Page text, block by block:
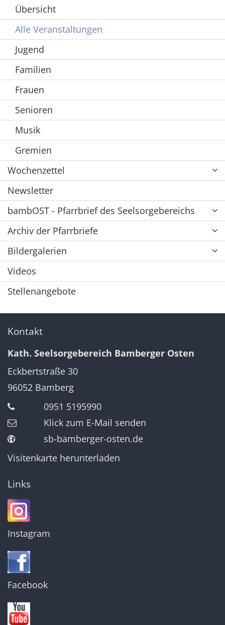
Übersicht
Alle Veranstaltungen
Jugend
Familien
Frauen
Senioren
Musik
Gremien
Wochenzettel
Newsletter
bambOST - Pfarrbrief des Seelsorgebereichs
Archiv der Pfarrbriefe
Bildergalerien
Videos
Stellenangebote
Kontakt
Kath. Seelsorgebereich Bamberger Osten
Eckbertstraße 30
96052 Bamberg
0951 5195990
Klick zum E-Mail senden
sb-bamberger-osten.de
Visitenkarte herunterladen
Links
Instagram
Facebook